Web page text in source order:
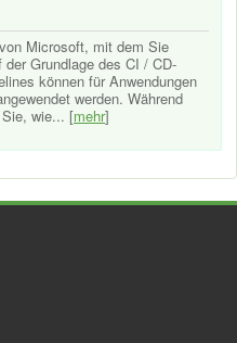
Microsoft, mit dem Sie
Grundlage des CI / CD-
können für Anwendungen
werden. Während
wie... [mehr]